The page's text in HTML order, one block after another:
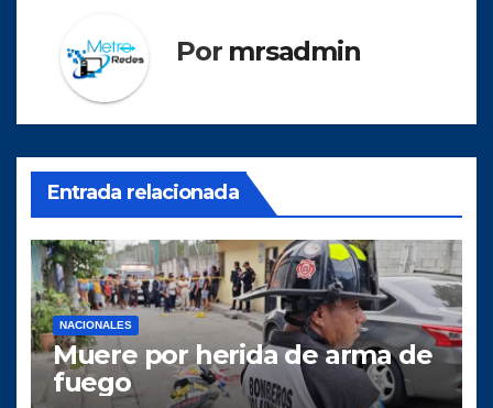
Por mrsadmin
Entrada relacionada
NACIONALES
Muere por herida de arma de
fuego